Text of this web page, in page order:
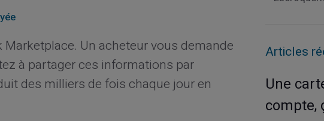
Un acheteur vous demande
à partager ces informations par
des milliers de fois chaque jour en
Articles
Une
compte,